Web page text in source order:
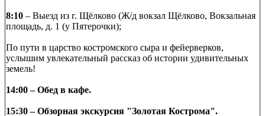
8:10 – Выезд из г. Щёлково (Ж/д вокзал Щёлково, Вокзальная
площадь, д. 1 (у Пятерочки);
По пути в царство костромского сыра и фейерверков,
услышим увлекательный рассказ об истории удивительных
земель!
14:00 – Обед в кафе.
15:30 – Обзорная экскурсия "Золотая Кострома".